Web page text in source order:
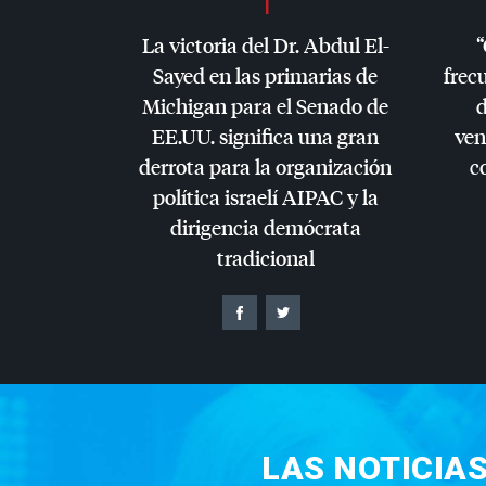
La victoria del Dr. Abdul El-
Sayed en las primarias de
Michigan para el Senado de
EE.UU. significa una gran
derrota para la organización
política israelíAIPACy la
dirigencia demócrata
tradicional
LAS